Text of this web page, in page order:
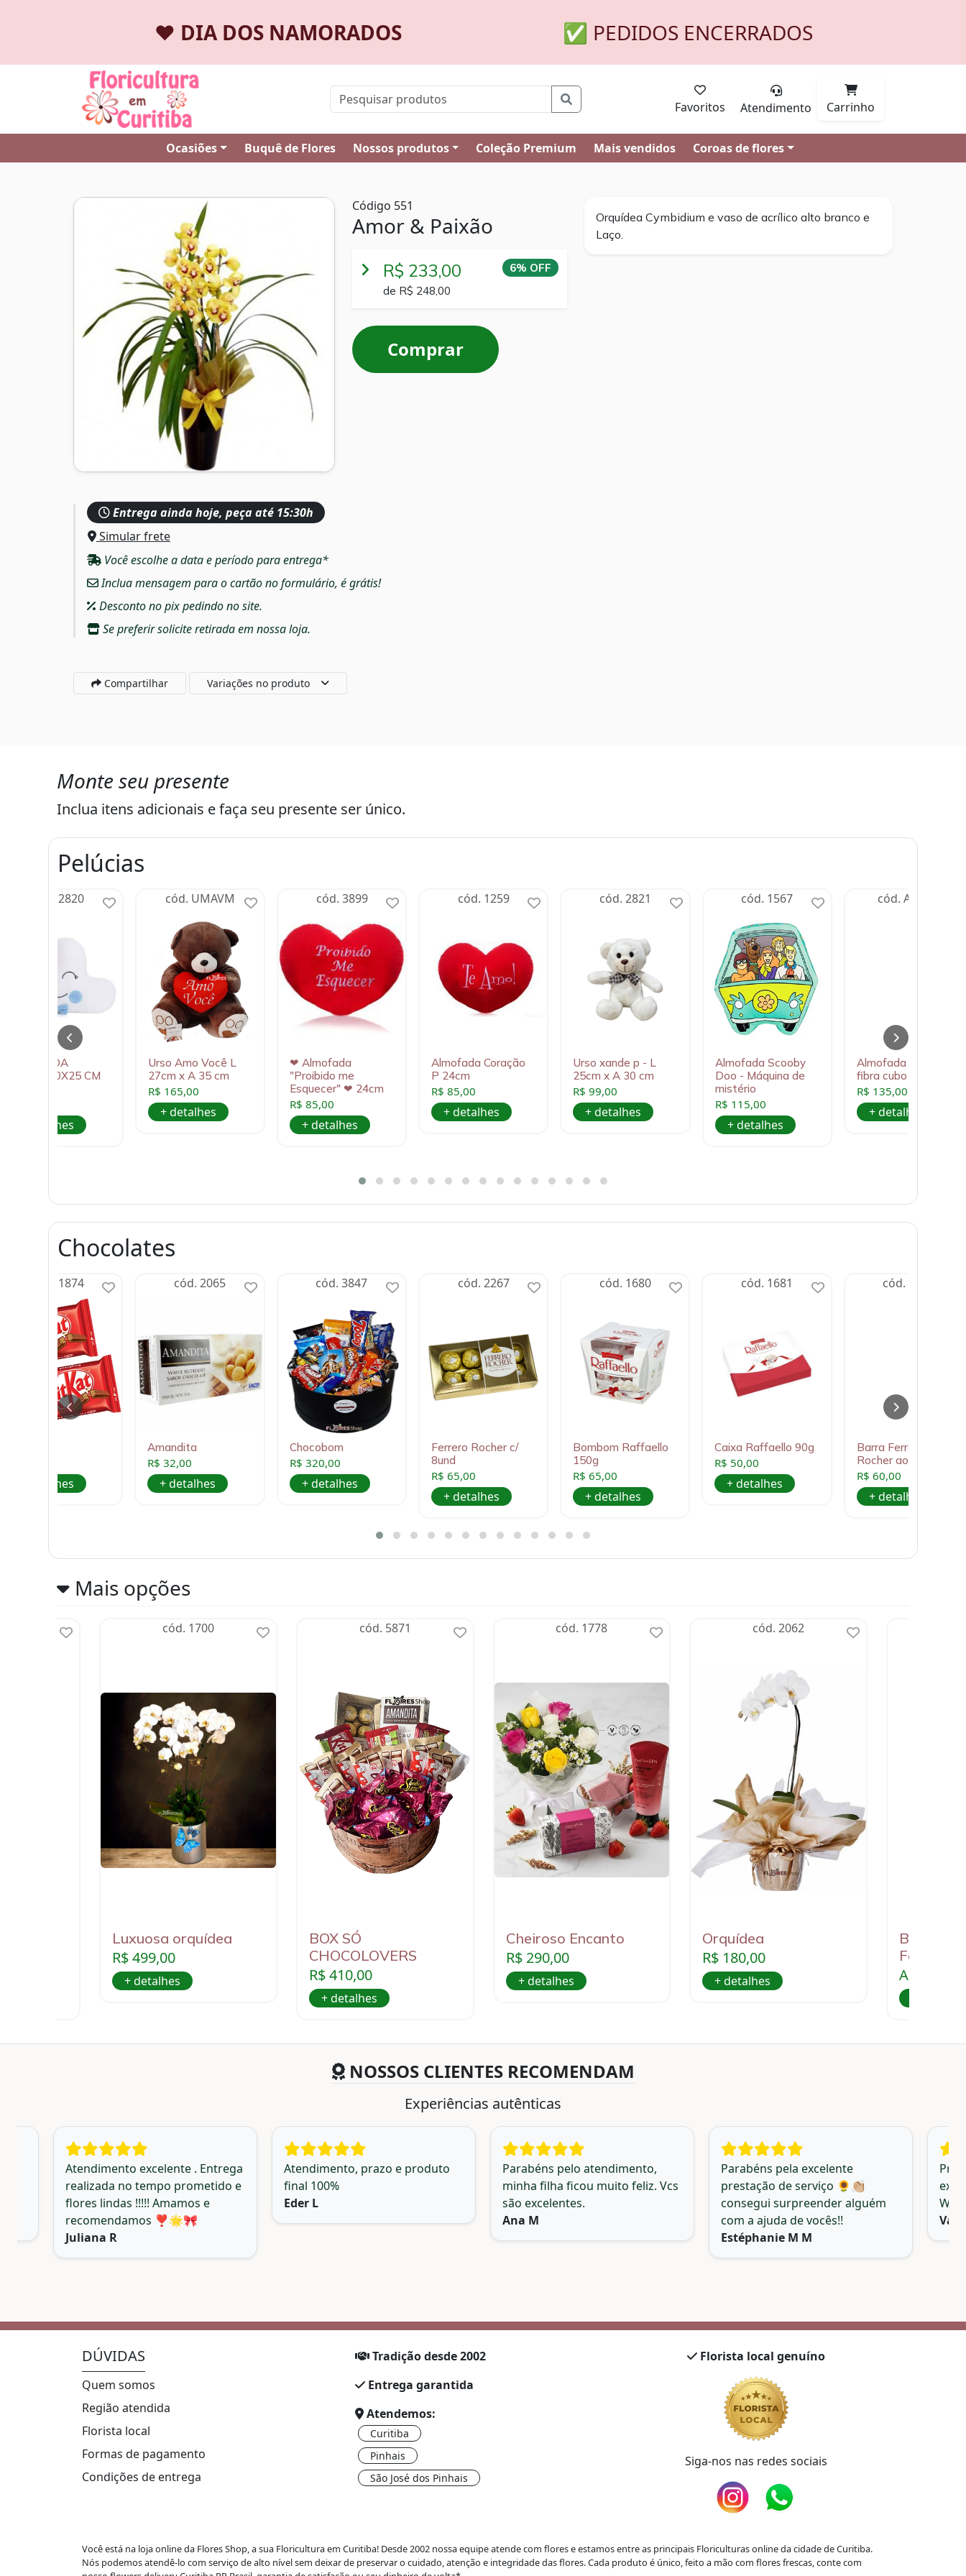
❤️ DIA DOS NAMORADOS ✅ PEDIDOS ENCERRADOS
Favoritos Atendimento Carrinho
Ocasiões Buquê de Flores Nossos produtos Coleção Premium Mais vendidos Coroas de flores
Código 551
Amor & Paixão
6% OFF
R$ 233,00
de R$ 248,00
Comprar
Orquídea Cymbidium e vaso de acrílico alto branco e
Laço.
Entrega ainda hoje, peça até 15:30h
Simular frete
Você escolhe a data e período para entrega*
Inclua mensagem para o cartão no formulário, é grátis!
Desconto no pix pedindo no site.
Se preferir solicite retirada em nossa loja.
Compartilhar Variações no produto
Monte seu presente
Inclua itens adicionais e faça seu presente ser único.
Pelúcias
cód. 2820
ALMOFADA
NUVEM 40X25 CM
+ detalhes
cód. UMAVM
Urso Amo Você L
27cm x A 35 cm
R$ 165,00
+ detalhes
cód. 3899
❤ Almofada
"Proibido me
Esquecer" ❤ 24cm
R$ 85,00
+ detalhes
cód. 1259
Almofada Coração
P 24cm
R$ 85,00
+ detalhes
cód. 2821
Urso xande p - L
25cm x A 30 cm
R$ 99,00
+ detalhes
cód. 1567
Almofada Scooby
Doo - Máquina de
mistério
R$ 115,00
+ detalhes
cód. AFFCM
Almofada formato
fibra cubo Mario
R$ 135,00
+ detalhes
Chocolates
cód. 1874
+ detalhes
cód. 2065
Amandita
R$ 32,00
+ detalhes
cód. 3847
Chocobom
R$ 320,00
+ detalhes
cód. 2267
Ferrero Rocher c/
8und
R$ 65,00
+ detalhes
cód. 1680
Bombom Raffaello
150g
R$ 65,00
+ detalhes
cód. 1681
Caixa Raffaello 90g
R$ 50,00
+ detalhes
cód. 1682
Barra Ferrero
Rocher ao leite 90g
R$ 60,00
+ detalhes
Mais opções
cód. 1700
Luxuosa orquídea
R$ 499,00
+ detalhes
cód. 5871
BOX SÓ
CHOCOLOVERS
R$ 410,00
+ detalhes
cód. 1778
Cheiroso Encanto
R$ 290,00
+ detalhes
cód. 2062
Orquídea
R$ 180,00
+ detalhes
Box
Ferrero
A partir
NOSSOS CLIENTES RECOMENDAM
Experiências autênticas
Atendimento excelente . Entrega
realizada no tempo prometido e
flores lindas !!!!! Amamos e
recomendamos ❣️🌟🎀
Juliana R
Atendimento, prazo e produto
final 100%
Eder L
Parabéns pelo atendimento,
minha filha ficou muito feliz. Vcs
são excelentes.
Ana M
Parabéns pela excelente
prestação de serviço 🌻👏🏼
consegui surpreender alguém
com a ajuda de vocês!!
Estéphanie M M
DÚVIDAS
Quem somos
Região atendida
Florista local
Formas de pagamento
Condições de entrega
Tradição desde 2002
Entrega garantida
Atendemos:
Curitiba
Pinhais
São José dos Pinhais
Florista local genuíno
Siga-nos nas redes sociais
Você está na loja online da Flores Shop,a sua Floricultura em Curitiba! Desde 2002 nossa equipe atende com flores e estamos entre as principais Floriculturas online da cidade de Curitiba.
Nós podemos atendê-lo com serviço de alto nível sem deixar de preservar o cuidado, atenção e integridade das flores. Cada produto é único, feito a mão com flores frescas, conte com